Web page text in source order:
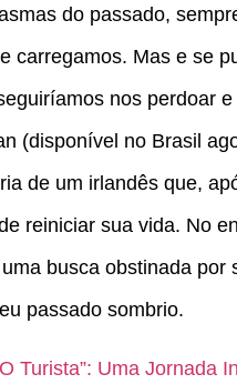
do passado,
carregamos. Mas e se
nos perdoar
(disponível no Brasil
de um irlandês que,
reiniciar sua vida. No
busca obstinada por
passado sombrio.
Turista”: Uma Jornada